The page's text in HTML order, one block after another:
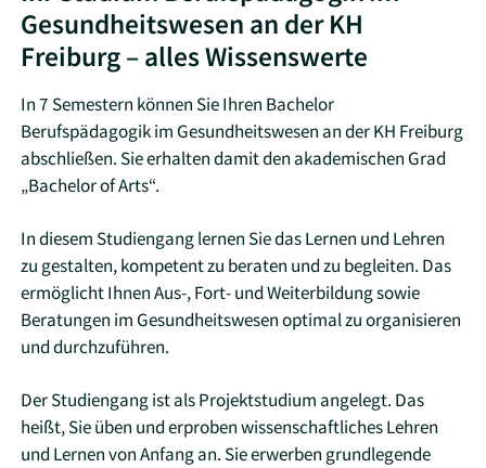
Gesundheitswesen an der KH
Freiburg – alles Wissenswerte
In 7 Semestern können Sie Ihren Bachelor
Berufspädagogik im Gesundheitswesen an der KH Freiburg
abschließen. Sie erhalten damit den akademischen Grad
„Bachelor of Arts“.
In diesem Studiengang lernen Sie das Lernen und Lehren
zu gestalten, kompetent zu beraten und zu begleiten. Das
ermöglicht Ihnen Aus-, Fort- und Weiterbildung sowie
Beratungen im Gesundheitswesen optimal zu organisieren
und durchzuführen.
Der Studiengang ist als Projektstudium angelegt. Das
heißt, Sie üben und erproben wissenschaftliches Lehren
und Lernen von Anfang an. Sie erwerben grundlegende